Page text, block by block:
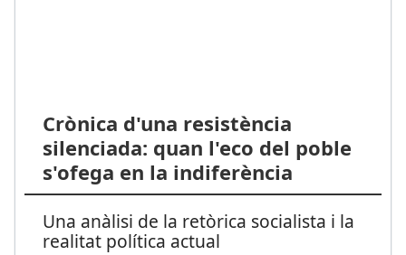
Crònica d'una resistència
silenciada: quan l'eco del poble
s'ofega en la indiferència
Una anàlisi de la retòrica socialista i la
realitat política actual